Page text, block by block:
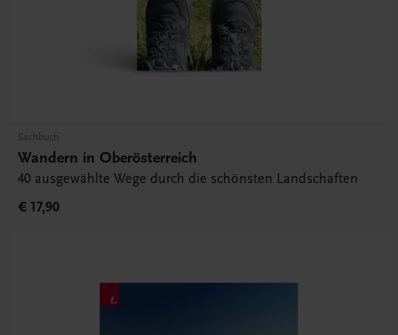
Sachbuch
Wandern in Oberösterreich
40 ausgewählte Wege durch die schönsten Landschaften
€ 17,90